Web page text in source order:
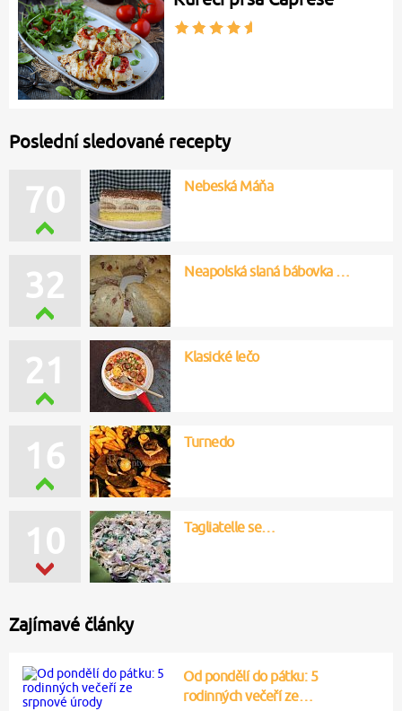
Poslední sledované recepty
70 Nebeská Máňa
32 Neapolská slaná bábovka …
21 Klasické lečo
16 Turnedo
10 Tagliatelle se…
Zajímavé články
Od pondělí do pátku: 5
rodinných večeří ze…